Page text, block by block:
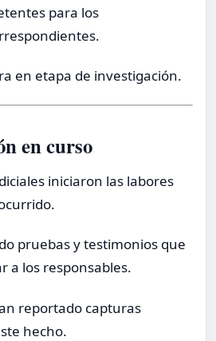
para los
en etapa de investigación.
en curso
iniciaron las labores
pruebas y testimonios que
a los responsables.
reportado capturas
hecho.